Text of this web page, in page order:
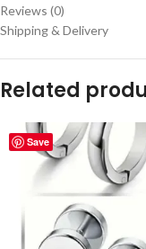
Reviews (0)
Shipping & Delivery
Related
Save